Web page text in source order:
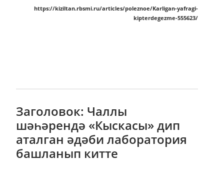
https://kiziltan.rbsmi.ru/articles/poleznoe/Karligan-yafragi-
kipterdegezme-555623/
Заголовок: Чаллы
шәһәрендә «Кыскасы» дип
аталган әдәби лаборатория
башланып китте